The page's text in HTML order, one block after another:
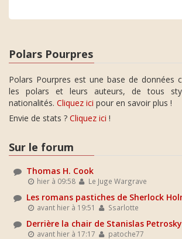
Polars Pourpres
Polars Pourpres est une base de données
les polars et leurs auteurs, de tous
nationalités. Cliquez ici pour en savoir plus !
Envie de stats ? Cliquez ici !
Sur le forum
Thomas H. Cook
hier à 09:58 Le Juge Wargrave
Les romans pastiches de Sherlock
avant hier à 19:51 Ssarlotte
Derrière la chair de Stanislas Petrosky
avant hier à 17:17 patoche77